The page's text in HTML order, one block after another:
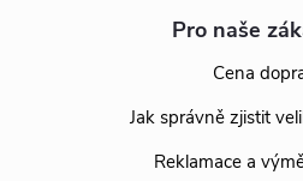
Pro naše
Cena
Jak správně zjistit
Reklamace a